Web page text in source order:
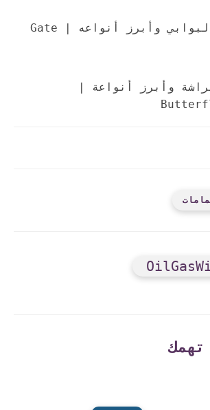
الصمام البوابي وأبرز أنواعه | Gate
وأبرز أنواعة |
تهمك